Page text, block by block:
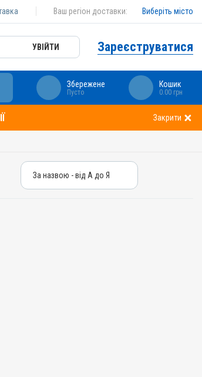
Ваш регіон доставки: Виберіть місто
УВІЙТИ Зареєструватися
Збережене
Пусто
Кошик
0.00 грн
Закрити
За назвою - від А до Я